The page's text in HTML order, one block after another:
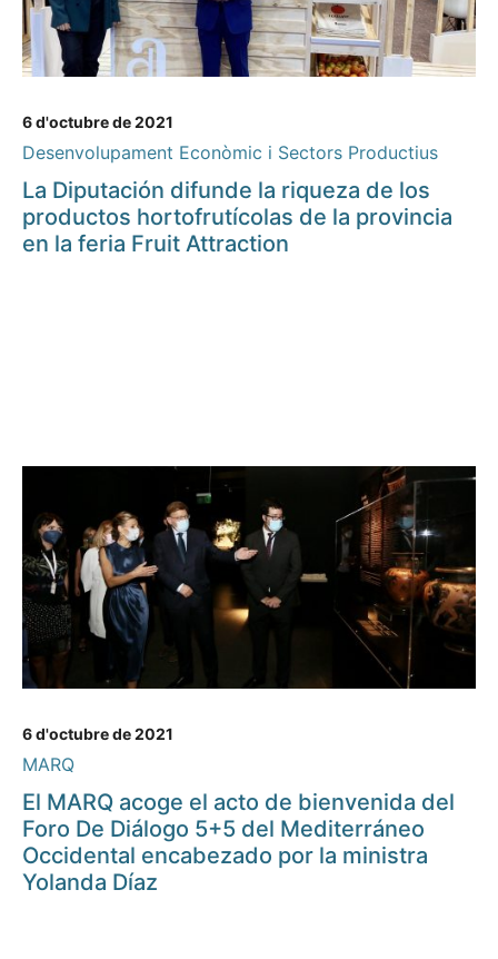
6 d'octubre de 2021
Desenvolupament Econòmic i Sectors Productius
La Diputación difunde la riqueza de los
productos hortofrutícolas de la provincia
en la feria Fruit Attraction
6 d'octubre de 2021
MARQ
El MARQ acoge el acto de bienvenida del
Foro De Diálogo 5+5 del Mediterráneo
Occidental encabezado por la ministra
Yolanda Díaz